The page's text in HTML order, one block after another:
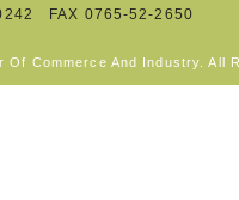
FAX 0765-52-2650
Of Commerce And Industry. All